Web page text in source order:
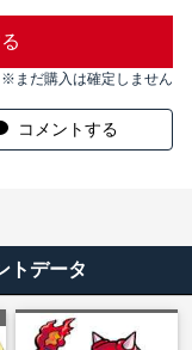
※まだ購入は確定しません
コメントする
トデータ